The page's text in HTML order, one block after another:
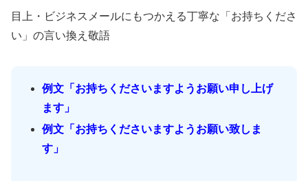
目上・ビジネスメールにもつかえる丁寧な「お持ちくださ
い」の言い換え敬語
例文「お持ちくださいますようお願い申し上げ
ます」
例文「お持ちくださいますようお願い致しま
す」